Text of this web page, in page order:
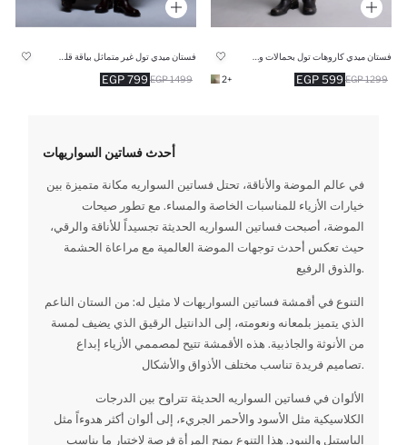
599 EGP 1299 EGP
+2
799 EGP 1499 EGP
أحدث فساتين السواريهات
في عالم الموضة والأناقة، تحتل فساتين السواريه مكانة متميزة بين
خيارات الأزياء للمناسبات الخاصة والمساء. مع تطور صيحات
الموضة، أصبحت فساتين السواريه الحديثة تجسيداً للأناقة والرقي،
حيث تعكس أحدث توجهات الموضة العالمية مع مراعاة الحشمة
والذوق الرفيع.
التنوع في أقمشة فساتين السواريهات لا مثيل له: من الستان الناعم
الذي يتميز بلمعانه ونعومته، إلى الدانتيل الرقيق الذي يضيف لمسة
من الأنوثة والجاذبية. هذه الأقمشة تتيح لمصممي الأزياء إبداع
تصاميم فريدة تناسب مختلف الأذواق والأشكال.
الألوان في فساتين السواريه الحديثة تتراوح بين الدرجات
الكلاسيكية مثل الأسود والأحمر الجريء، إلى ألوان أكثر هدوءاً مثل
الباستيل والنيود. هذا التنوع يمنح المرأة فرصة لاختيار ما يناسب